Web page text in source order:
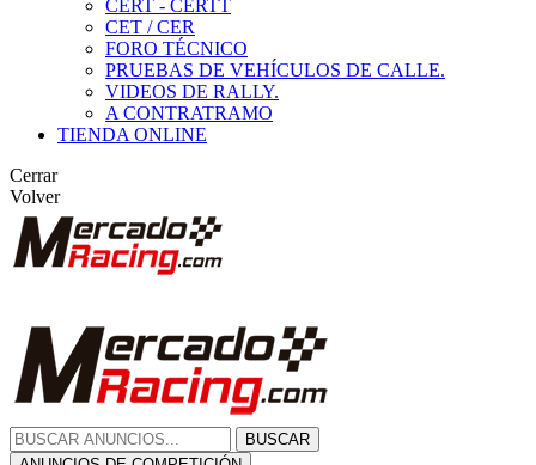
CERT - CERTT
CET / CER
FORO TÉCNICO
PRUEBAS DE VEHÍCULOS DE CALLE.
VIDEOS DE RALLY.
A CONTRATRAMO
TIENDA ONLINE
Cerrar
Volver
BUSCAR
ANUNCIOS DE COMPETICIÓN